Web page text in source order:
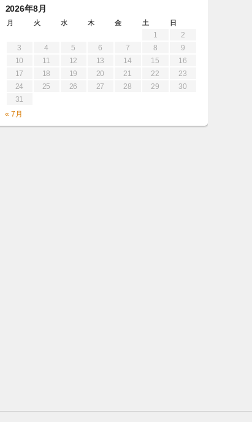
2026年8月
月 火 水 木 金 土 日
1
2
3
4 5 6 7 8
9
10
11 12 13 14 15
16
17
18 19 20 21 22
23
24
25 26 27 28 29
30
31
« 7月